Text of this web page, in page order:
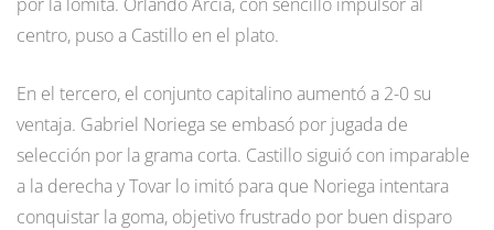
centro, puso a Castillo en el plato.
En el tercero, el conjunto capitalino aumentó a 2-0 su
ventaja. Gabriel Noriega se embasó por jugada de
selección por la grama corta. Castillo siguió con imparable
a la derecha y Tovar lo imitó para que Noriega intentara
conquistar la goma, objetivo frustrado por buen disparo